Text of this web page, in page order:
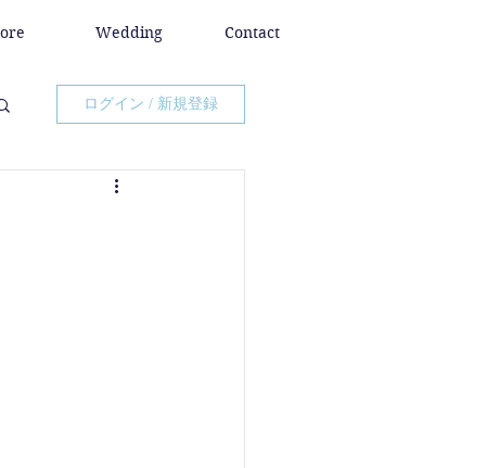
Wedding Contact
ログイン / 新規登録